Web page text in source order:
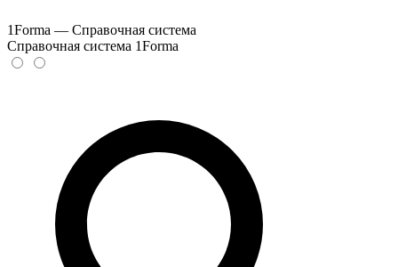
1Forma — Справочная система
Справочная система 1Forma